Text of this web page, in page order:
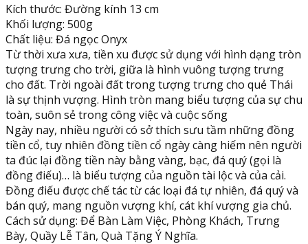
ngọc
Onyx
xanh
nhạt
-
Đường
kính
13cm
quantity
Kích thước: Đường kính 13 cm
Khối lượng: 500g
Chất liệu: Đá ngọc Onyx
Từ thời xưa xưa, tiền xu được sử dụng với hình dạng tròn
tượng trưng cho trời, giữa là hình vuông tượng trưng
cho đất. Trời ngoài đất trong tượng trưng cho quẻ Thái
là sự thịnh vượng. Hình tròn mang biểu tượng của sự chu
toàn, suôn sẻ trong công việc và cuộc sống
Ngày nay, nhiều người có sở thích sưu tầm những đồng
tiền cổ, tuy nhiên đồng tiền cổ ngày càng hiếm nên người
ta đúc lại đồng tiền này bằng vàng, bạc, đá quý (gọi là
đồng điếu)… là biểu tượng của nguồn tài lộc và của cải.
Đồng điếu được chế tác từ các loại đá tự nhiên, đá quý và
bán quý, mang nguồn vượng khí, cát khí vượng gia chủ.
Cách sử dụng: Để Bàn Làm Việc, Phòng Khách, Trưng
Bày, Quầy Lễ Tân, Quà Tặng Ý Nghĩa.